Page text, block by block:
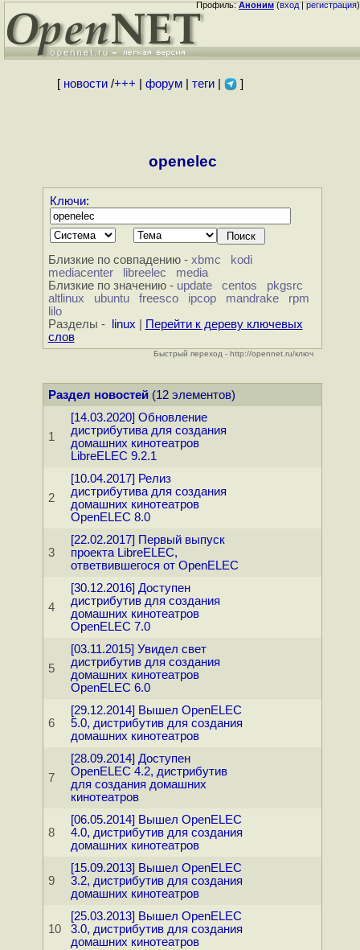
Профиль:Аноним(вход|регистрация)
[ новости/+++ форум| теги| ]
openelec
Ключи:
Близкие по совпадению - xbmc
kodi
mediacenter
libreelec
media
Близкие по значению - update centos
pkgsrc
altlinux
ubuntu freesco ipcop mandrake
rpm
lilo
Разделы -
linux
Перейти к дереву ключевых
слов
Быстрый переход - http://opennet.ru/ключ
Раздел новостей(12 элементов)
1
[14.03.2020] Обновление
дистрибутива для создания
домашних кинотеатров
LibreELEC 9.2.1
2
[10.04.2017] Релиз
дистрибутива для создания
домашних кинотеатров
OpenELEC 8.0
3
[22.02.2017] Первый выпуск
проекта LibreELEC,
ответвившегося от OpenELEC
4
[30.12.2016] Доступен
дистрибутив для создания
домашних кинотеатров
OpenELEC 7.0
5
[03.11.2015] Увидел свет
дистрибутив для создания
домашних кинотеатров
OpenELEC 6.0
6
[29.12.2014] Вышел OpenELEC
5.0, дистрибутив для создания
домашних кинотеатров
7
[28.09.2014] Доступен
OpenELEC 4.2, дистрибутив
для создания домашних
кинотеатров
8
[06.05.2014] Вышел OpenELEC
4.0, дистрибутив для создания
домашних кинотеатров
9
[15.09.2013] Вышел OpenELEC
3.2, дистрибутив для создания
домашних кинотеатров
10
[25.03.2013] Вышел OpenELEC
3.0, дистрибутив для создания
домашних кинотеатров